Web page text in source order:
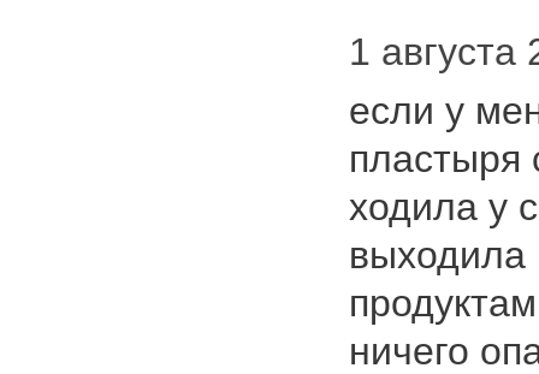
1 августа
если у
пластыря
ходила у
выходила
ничего